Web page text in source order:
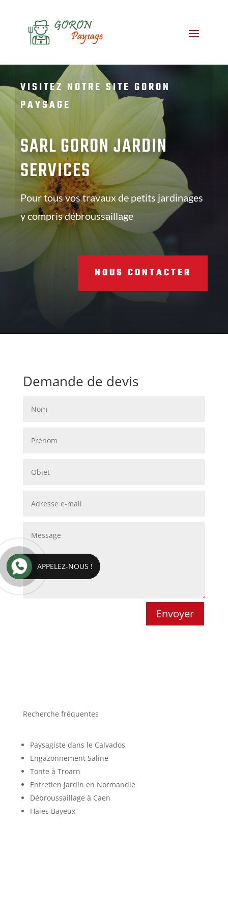
VISITEZ NOTRE SITE GORON
PAYSAGE
SARL GORON JARDIN
SERVICES
Pour tous vos travaux de petits jardinages
y compris débroussaillage
NOUS CONTACTER
Demande de devis
Envoyer
Recherche fréquentes
Paysagiste dans le Calvados
Engazonnement Saline
Tonte à Troarn
Entretien jardin en Normandie
Débroussaillage à Caen
Haies Bayeux
APPELEZ-NOUS !